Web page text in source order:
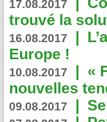
17.08.2017
trouvé la
16.08.2017 |
Europe !
10.08.2017 | «
nouvelles
09.08.2017 |